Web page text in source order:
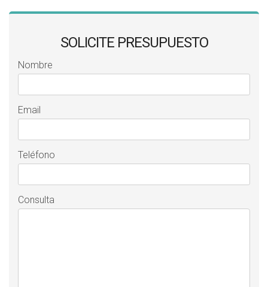
SOLICITE PRESUPUESTO
Nombre
Email
Teléfono
Consulta